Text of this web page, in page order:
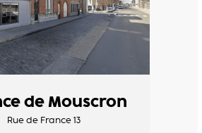
de Mouscron
Rue de France 13